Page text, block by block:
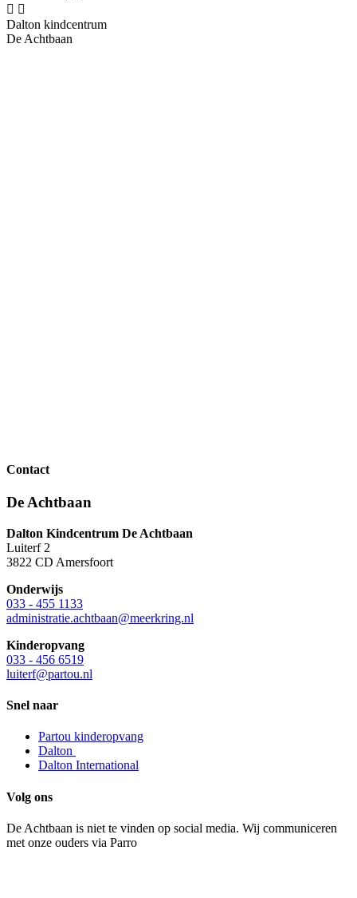
 
Dalton kindcentrum
De Achtbaan
Contact
De Achtbaan
Dalton Kindcentrum De Achtbaan
Luiterf 2
3822 CD Amersfoort
Onderwijs
033 - 455 1133
administratie.achtbaan@meerkring.nl
Kinderopvang
033 - 456 6519
luiterf@partou.nl
Snel naar
Partou kinderopvang
Dalton
Dalton International
Volg ons
De Achtbaan is niet te vinden op social media. Wij communiceren
met onze ouders via Parro